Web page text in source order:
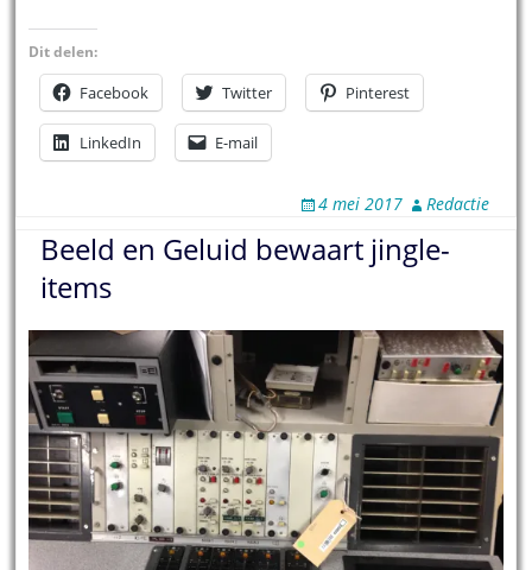
Dit delen:
Facebook Twitter Pinterest
LinkedIn E-mail
4 mei 2017 Redactie
Beeld en Geluid bewaart jingle-
items